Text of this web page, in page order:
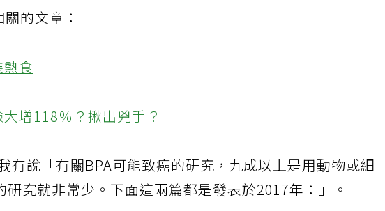
的文章：
熱食
⼤增118％？揪出兇手？
有說「有關BPA可能致癌的研究，九成以上是用動物或細
究就非常少。下面這兩篇都是發表於2017年：」。